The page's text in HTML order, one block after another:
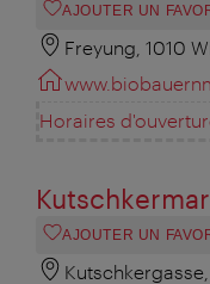
AJOUTER UN
Freyung, 1010
Horaires
AJOUTER UN